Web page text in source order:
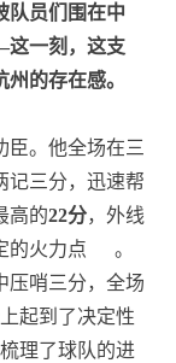
队员们围在中
一刻，这支
的存在感。
臣。他全场在三
记三分，迅速帮
高的22分，外线
的火力点
。
压哨三分，全场
起到了决定性
理了球队的进